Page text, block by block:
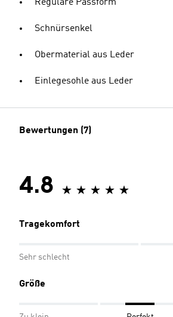
Reguläre Passform
Schnürsenkel
Obermaterial aus Leder
Einlegesohle aus Leder
Bewertungen (7)
4.8
Tragekomfort
Sehr schlecht
Größe